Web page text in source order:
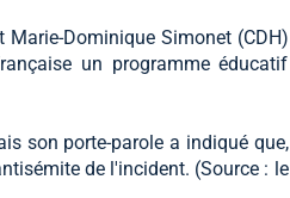
Dominique Simonet (CDH)
un programme éducatif
son porte-parole a indiqué que,
de l'incident. (Source : le